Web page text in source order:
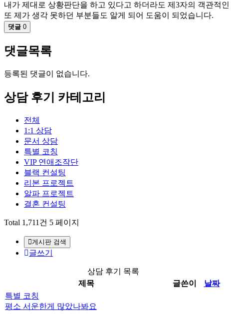
내가 제대로 상황판단을 하고 있다고 하더라도 제3자의 객관적
또 제가 생각 못하던 부분들도 알게 되어 도움이 되었습니다.
댓글 0
댓글목록
등록된 댓글이 없습니다.
상담 후기 카테고리
전체
1:1 상담
문서 상담
특별 코칭
VIP 연애조작단
블랙 컨설팅
리본 프로젝트
알파 프로젝트
결혼 컨설팅
Total 1,711건 5 페이지
게시판 검색
글쓰기
상담 후기 목록
제목
글쓴이
날짜
특별 코칭
평소 서운한게 많았나봐요